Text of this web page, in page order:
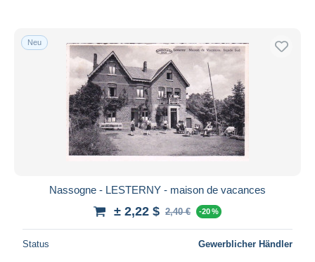
Neu
Nassogne - LESTERNY - maison de vacances
± 2,22 $ 2,40 € -20 %
Status Gewerblicher Händler